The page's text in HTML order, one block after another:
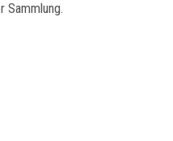
Sammlung.